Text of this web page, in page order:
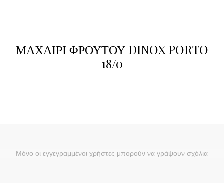
ΜΑΧΑΙΡΙ ΦΡΟΥΤΟΥ DINOX PORTO
18/0
Μόνο οι εγγεγραμμένοι χρήστες μπορούν να γράψουν σχόλια